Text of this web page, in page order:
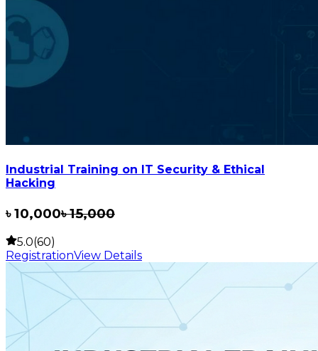
Industrial Training on IT Security & Ethical
Hacking
৳10,000৳15,000
5.0(60)
RegistrationView Details